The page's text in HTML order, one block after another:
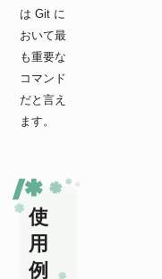
は Git に
おいて最
も重要な
コマンド
だと言え
ます。
使
用
例